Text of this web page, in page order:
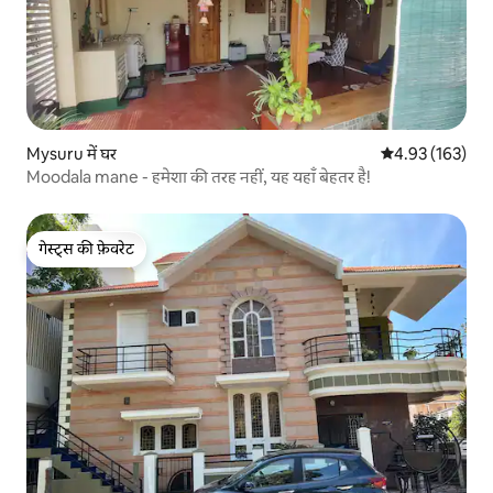
Mysuru में घर औसत रेटिंग 5 में से
4.93 (163)
Moodala mane - हमेशा की तरह नहीं, यह यहाँ बेहतर है!
गेस्ट्स की फ़ेवरेट
गेस्ट्स की फ़ेवरेट